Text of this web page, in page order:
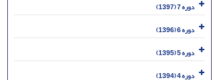
دوره 7 (1397)
دوره 6 (1396)
دوره 5 (1395)
دوره 4 (1394)